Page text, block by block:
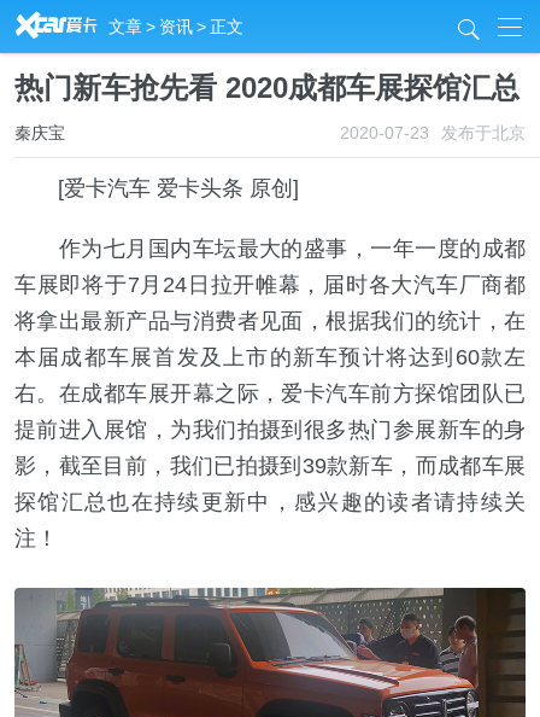
R 文章> 资讯>正文 j
热门新车抢先看 2020成都车展探馆汇总
2020-07-23 发布于北京
秦庆宝
[爱卡汽车 爱卡头条 原创]
作为七月国内车坛最大的盛事，一年一度的成都
车展即将于7月24日拉开帷幕，届时各大汽车厂商都
将拿出最新产品与消费者见面，根据我们的统计，在
本届成都车展首发及上市的新车预计将达到60款左
右。在成都车展开幕之际，爱卡汽车前方探馆团队已
提前进入展馆，为我们拍摄到很多热门参展新车的身
影，截至目前，我们已拍摄到39款新车，而成都车展
探馆汇总也在持续更新中，感兴趣的读者请持续关
注！